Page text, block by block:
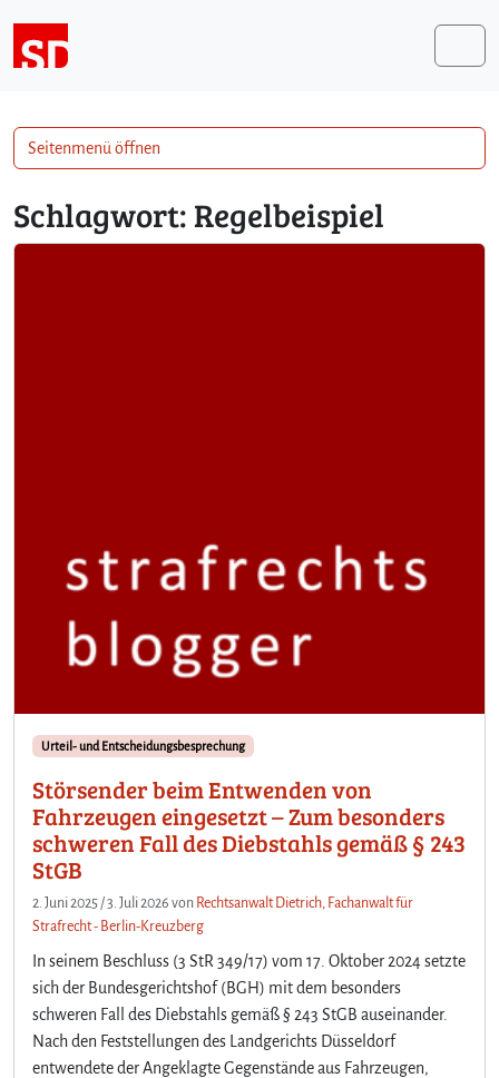
Schlagwort: Regelbeispiel
Urteil- und Entscheidungsbesprechung
Störsender beim Entwenden von
Fahrzeugen eingesetzt – Zum besonders
schweren Fall des Diebstahls gemäß § 243
StGB
2. Juni 2025 /3. Juli 2026 von Rechtsanwalt Dietrich, Fachanwalt für
Strafrecht - Berlin-Kreuzberg
In seinem Beschluss (3 StR 349/17) vom 17. Oktober 2024 setzte
sich der Bundesgerichtshof (BGH) mit dem besonders
schweren Fall des Diebstahls gemäß § 243 StGB auseinander.
Nach den Feststellungen des Landgerichts Düsseldorf
entwendete der Angeklagte Gegenstände aus Fahrzeugen,
Seitenmenü öffnen